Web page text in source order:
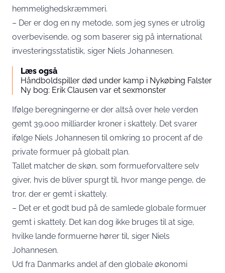
hemmelighedskræmmeri.
– Der er dog en ny metode, som jeg synes er utrolig
overbevisende, og som baserer sig på international
investeringsstatistik, siger Niels Johannesen.
Læs også
Håndboldspiller død under kamp i Nykøbing Falster
Ny bog: Erik Clausen var et sexmonster
Ifølge beregningerne er der altså over hele verden
gemt 39.000 milliarder kroner i skattely. Det svarer
ifølge Niels Johannesen til omkring 10 procent af de
private formuer på globalt plan.
Tallet matcher de skøn, som formueforvaltere selv
giver, hvis de bliver spurgt til, hvor mange penge, de
tror, der er gemt i skattely.
– Det er et godt bud på de samlede globale formuer
gemt i skattely. Det kan dog ikke bruges til at sige,
hvilke lande formuerne hører til, siger Niels
Johannesen.
Ud fra Danmarks andel af den globale økonomi